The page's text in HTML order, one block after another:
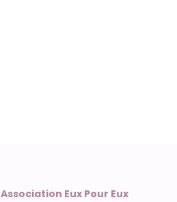
Association Eux Pour Eux